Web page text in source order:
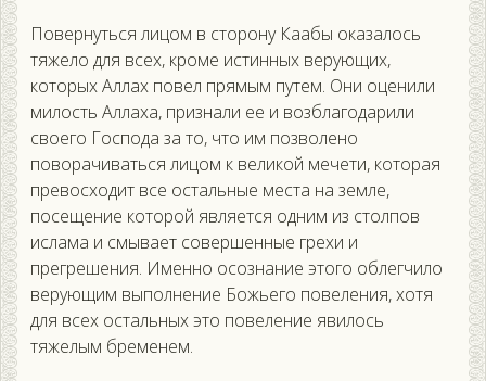
Повернуться лицом в сторону Каабы оказалось
тяжело для всех, кроме истинных верующих,
которых Аллах повел прямым путем. Они оценили
милость Аллаха, признали ее и возблагодарили
своего Господа за то, что им позволено
поворачиваться лицом к великой мечети, которая
превосходит все остальные места на земле,
посещение которой является одним из столпов
ислама и смывает совершенные грехи и
прегрешения. Именно осознание этого облегчило
верующим выполнение Божьего повеления, хотя
для всех остальных это повеление явилось
тяжелым бременем.